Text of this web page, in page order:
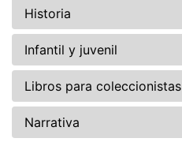
Historia
Infantil y juvenil
Libros para coleccionistas
Narrativa